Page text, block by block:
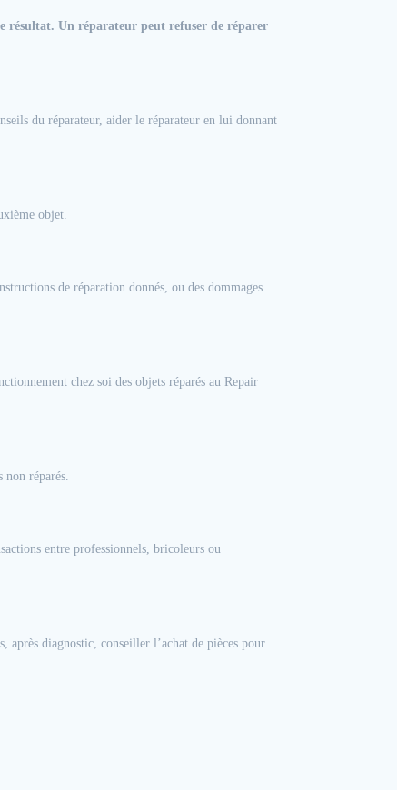
résultat. Un réparateur peut refuser de réparer
du réparateur, aider le réparateur en lui donnant
objet.
de réparation donnés, ou des dommages
chez soi des objets réparés au Repair
réparés.
entre professionnels, bricoleurs ou
après diagnostic, conseiller l’achat de pièces pour